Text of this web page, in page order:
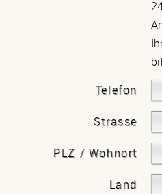
Telefon
Strasse
PLZ / Wohnort
Land